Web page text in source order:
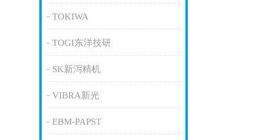
TOKIWA
TOGI东洋技研
SK新泻精机
VIBRA新光
EBM-PAPST